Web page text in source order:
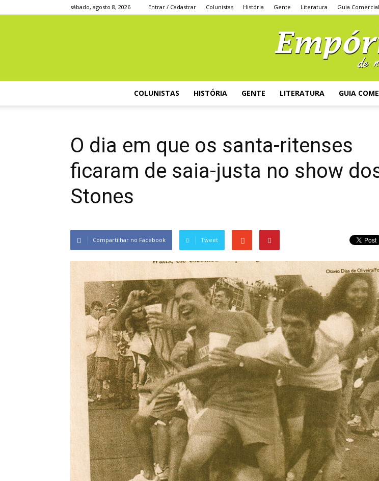
sábado, agosto 8, 2026 Entrar / Cadastrar Colunistas História Gente Literatura Guia Comercial
COLUNISTAS HISTÓRIA GENTE LITERATURA GUIA
O dia em que os santa-ritenses
ficaram de saia-justa no show
Stones
Compartilhar no Facebook Tweet